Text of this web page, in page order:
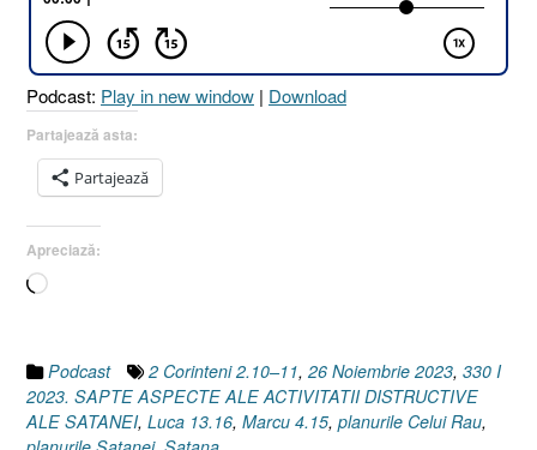
ALE
SATANEI
Podcast: Play in new window | Download
Partajează asta:
Partajează
Apreciază:
Încarc...
Podcast 2 Corinteni 2.10–11, 26 Noiembrie 2023, 330 I
2023. SAPTE ASPECTE ALE ACTIVITATII DISTRUCTIVE
ALE SATANEI, Luca 13.16, Marcu 4.15, planurile Celui Rau,